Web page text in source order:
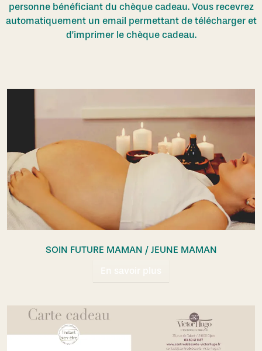
personne bénéficiant du chèque cadeau. Vous recevrez
automatiquement un email permettant de télécharger et
d’imprimer le chèque cadeau.
SOIN FUTURE MAMAN / JEUNE MAMAN
En savoir plus